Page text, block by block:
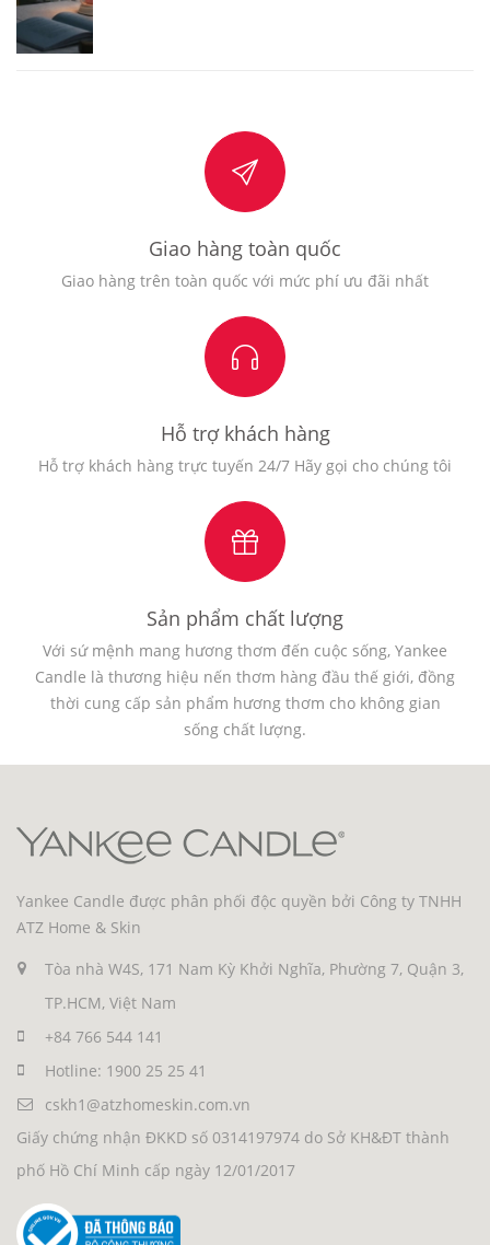
Giao hàng toàn quốc
Giao hàng trên toàn quốc với mức phí ưu đãi nhất
Hỗ trợ khách hàng
Hỗ trợ khách hàng trực tuyến 24/7 Hãy gọi cho chúng tôi
Sản phẩm chất lượng
Với sứ mệnh mang hương thơm đến cuộc sống, Yankee
Candle là thương hiệu nến thơm hàng đầu thế giới, đồng
thời cung cấp sản phẩm hương thơm cho không gian
sống chất lượng.
Yankee Candle được phân phối độc quyền bởi Công ty TNHH
ATZ Home & Skin
Tòa nhà W4S, 171 Nam Kỳ Khởi Nghĩa, Phường 7, Quận 3,
TP.HCM, Việt Nam
+84 766 544 141
Hotline: 1900 25 25 41
cskh1@atzhomeskin.com.vn
Giấy chứng nhận ĐKKD số 0314197974 do Sở KH&ĐT thành
phố Hồ Chí Minh cấp ngày 12/01/2017